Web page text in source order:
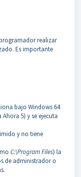
realizar
Es importante
bajo Windows 64
Ahora 5) y se ejecuta
y no tiene
C:\Program Files) la
de administrador o